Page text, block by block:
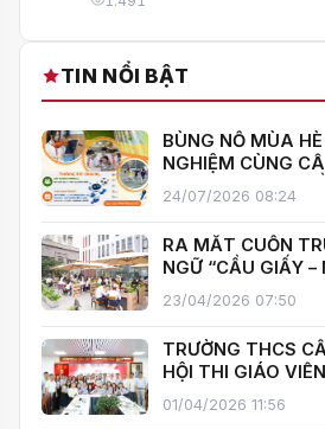
TIN NỔI BẬT
BÙNG NỔ MÙA
NGHIỆM CÙNG
TRƯỜNG THCS
24/07/2026 08:24
RA MẮT CUỐN
NGỮ “CẦU GIẤY
HOA”, KHÁNH
LAN TOẢ VĂN
23/04/2026 07:50
TRƯỜNG THCS
HỘI THI GIÁO
TRUNG HỌC CƠ
HOÀ
01/04/2026 11:56